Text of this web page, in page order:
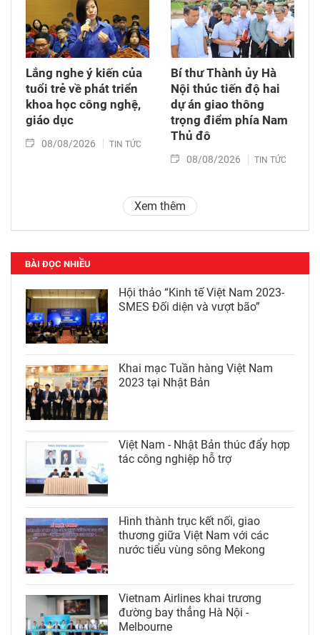
Lắng nghe ý kiến của
tuổi trẻ về phát triển
khoa học công nghệ,
giáo dục
08/08/2026 TIN TỨC
Bí thư Thành ủy Hà
Nội thúc tiến độ hai
dự án giao thông
trọng điểm phía Nam
Thủ đô
08/08/2026 TIN TỨC
Xem thêm
BÀI ĐỌC NHIỀU
Hội thảo “Kinh tế Việt Nam 2023-
SMES Đối diện và vượt bão”
Khai mạc Tuần hàng Việt Nam
2023 tại Nhật Bản
Việt Nam - Nhật Bản thúc đẩy hợp
tác công nghiệp hỗ trợ
Hình thành trục kết nối, giao
thương giữa Việt Nam với các
nước tiểu vùng sông Mekong
Vietnam Airlines khai trương
đường bay thẳng Hà Nội -
Melbourne